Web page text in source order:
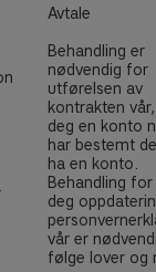
Avtale
Behandling er
nødvendig for
utførelsen av
kontrakten
deg en konto
har bestemt
ha en konto.
Behandling
deg
vår er
følge lover og